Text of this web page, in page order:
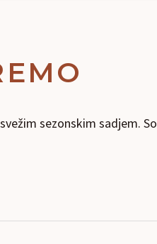
sezonskim sadjem. So